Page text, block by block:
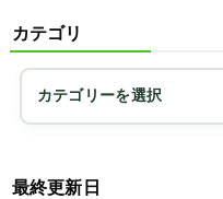
カテゴリ
最終更新日